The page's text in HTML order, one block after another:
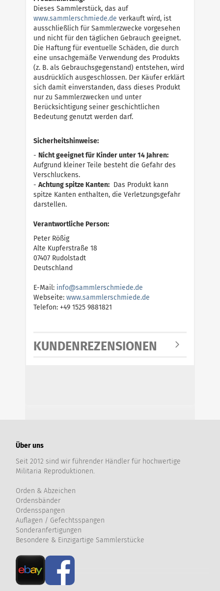
Dieses Sammlerstück, das auf
www.sammlerschmiede.de verkauft wird, ist
ausschließlich für Sammlerzwecke vorgesehen
und nicht für den täglichen Gebrauch geeignet.
Die Haftung für eventuelle Schäden, die durch
eine unsachgemäße Verwendung des Produkts
(z. B. als Gebrauchsgegenstand) entstehen, wird
ausdrücklich ausgeschlossen. Der Käufer erklärt
sich damit einverstanden, dass dieses Produkt
nur zu Sammlerzwecken und unter
Berücksichtigung seiner geschichtlichen
Bedeutung genutzt werden darf.
Sicherheitshinweise:
- Nicht geeignet für Kinder unter 14 Jahren:
Aufgrund kleiner Teile besteht die Gefahr des
Verschluckens.
- Achtung spitze Kanten: Das Produkt kann
spitze Kanten enthalten, die Verletzungsgefahr
darstellen.
Verantwortliche Person:
Peter Rößig
Alte Kupferstraße 18
07407 Rudolstadt
Deutschland
E-Mail: info@sammlerschmiede.de
Webseite: www.sammlerschmiede.de
Telefon: +49 1525 9881821
KUNDENREZENSIONEN
Über uns
Seit 2012 sind wir führender Händler für hochwertige
Militaria Reproduktionen.
Orden & Abzeichen
Ordensbänder
Ordensspangen
Auflagen / Gefechtsspangen
Sonderanfertigungen
Besondere & Einzigartige Sammlerstücke